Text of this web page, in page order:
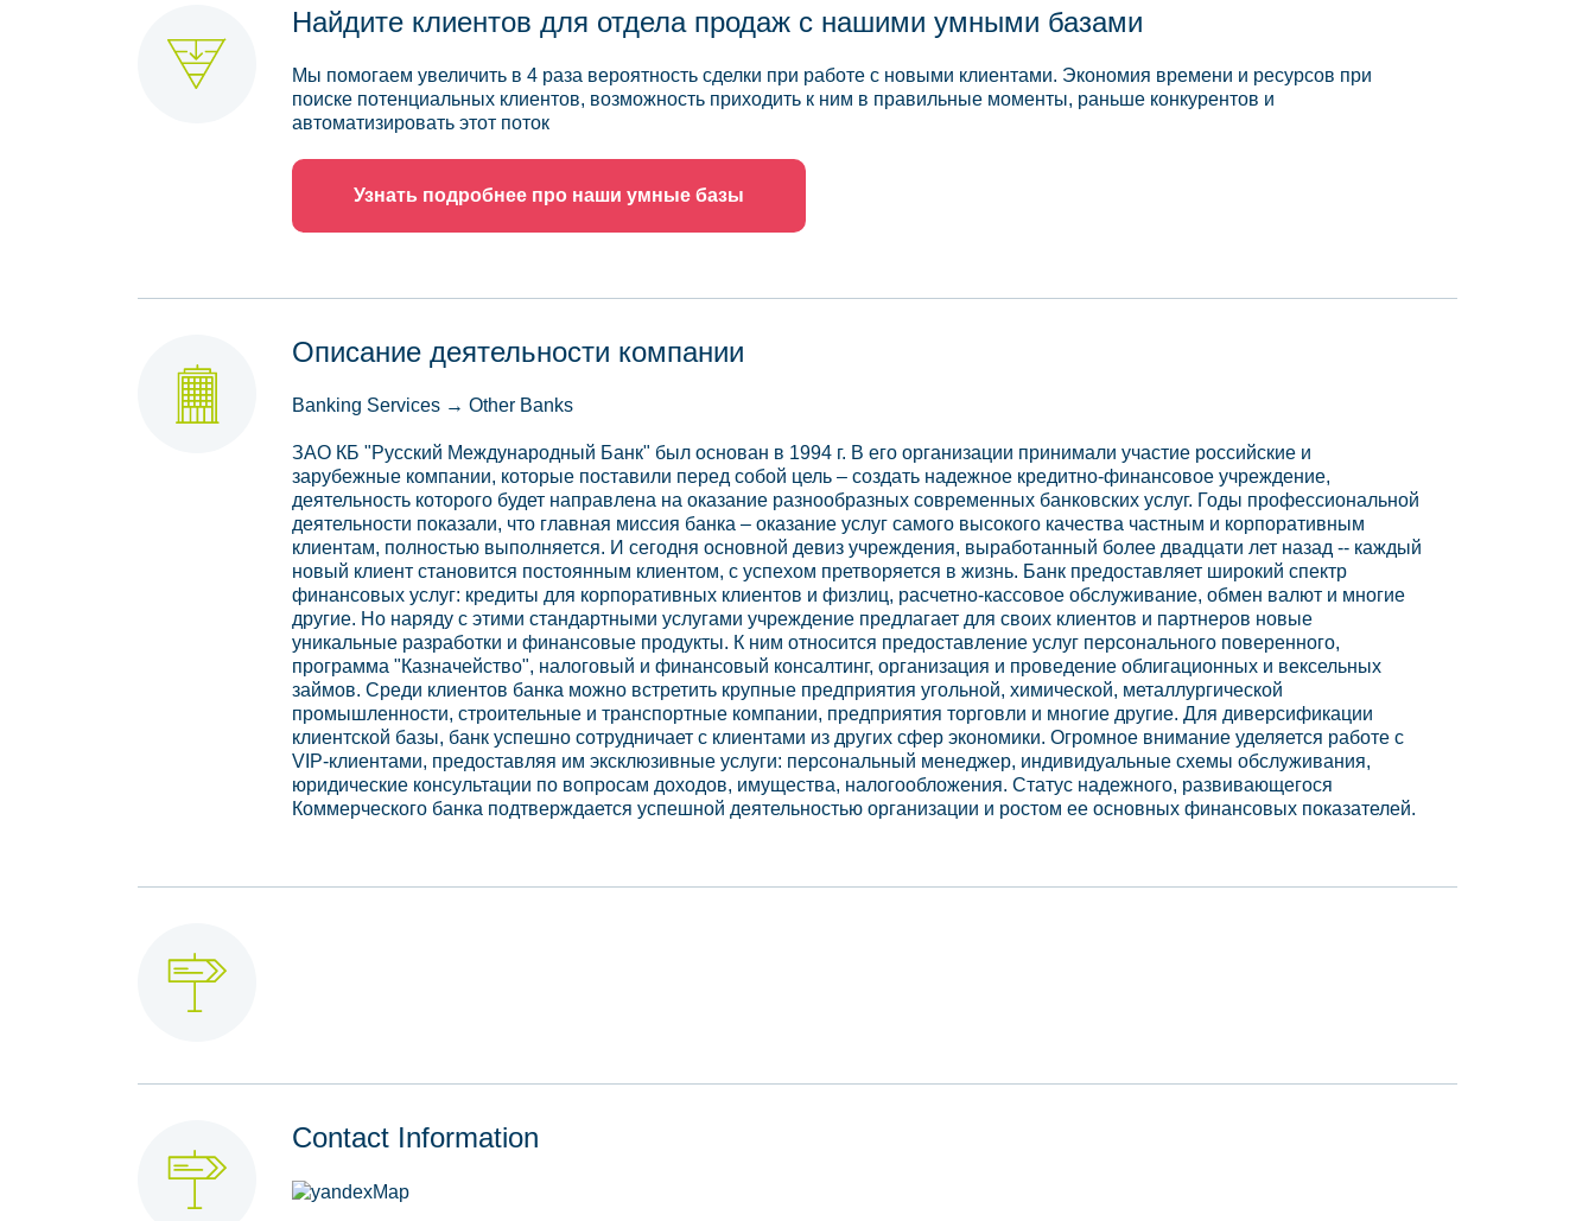
Найдите клиентов для отдела продаж с нашими умными базами
Мы помогаем увеличить в 4 раза вероятность сделки при работе с новыми клиентами. Экономия времени и ресурсов при
поиске потенциальных клиентов, возможность приходить к ним в правильные моменты, раньше конкурентов и
автоматизировать этот поток
Узнать подробнее про наши умные базы
Описание деятельности компании
Banking Services → Other Banks
ЗАО КБ "Русский Международный Банк" был основан в 1994 г. В его организации принимали участие российские и
зарубежные компании, которые поставили перед собой цель – создать надежное кредитно-финансовое учреждение,
деятельность которого будет направлена на оказание разнообразных современных банковских услуг. Годы профессиональной
деятельности показали, что главная миссия банка – оказание услуг самого высокого качества частным и корпоративным
клиентам, полностью выполняется. И сегодня основной девиз учреждения, выработанный более двадцати лет назад -- каждый
новый клиент становится постоянным клиентом, с успехом претворяется в жизнь. Банк предоставляет широкий спектр
финансовых услуг: кредиты для корпоративных клиентов и физлиц, расчетно-кассовое обслуживание, обмен валют и многие
другие. Но наряду с этими стандартными услугами учреждение предлагает для своих клиентов и партнеров новые
уникальные разработки и финансовые продукты. К ним относится предоставление услуг персонального поверенного,
программа "Казначейство", налоговый и финансовый консалтинг, организация и проведение облигационных и вексельных
займов. Среди клиентов банка можно встретить крупные предприятия угольной, химической, металлургической
промышленности, строительные и транспортные компании, предприятия торговли и многие другие. Для диверсификации
клиентской базы, банк успешно сотрудничает с клиентами из других сфер экономики. Огромное внимание уделяется работе с
VIP-клиентами, предоставляя им эксклюзивные услуги: персональный менеджер, индивидуальные схемы обслуживания,
юридические консультации по вопросам доходов, имущества, налогообложения. Статус надежного, развивающегося
Коммерческого банка подтверждается успешной деятельностью организации и ростом ее основных финансовых показателей.
Contact Information